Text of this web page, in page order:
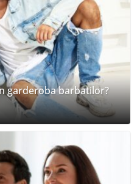
garderoba barbatilor?